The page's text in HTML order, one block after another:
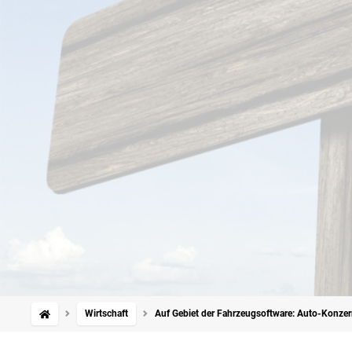
Wirtschaft Auf Gebiet der Fahrzeugsoftware: Auto-